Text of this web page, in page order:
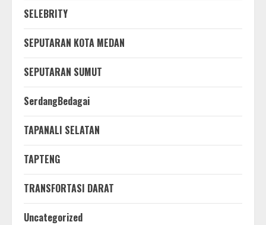
SELEBRITY
SEPUTARAN KOTA MEDAN
SEPUTARAN SUMUT
SerdangBedagai
TAPANALI SELATAN
TAPTENG
TRANSFORTASI DARAT
Uncategorized